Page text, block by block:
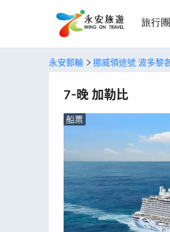
旅行團
永安郵輪 挪威領途號 波多黎
7-晚 加勒比
船票